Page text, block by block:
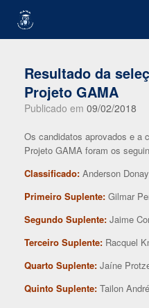
content
Resultado da
Projeto GAMA
Publicado em 09/02/2018
Os candidatos aprovados e a
Projeto GAMA foram os
Classificado: Anderson
Primeiro Suplente: Gilmar
Segundo Suplente: Jaime
Terceiro Suplente: Racquel
Quarto Suplente: Jaíne
Quinto Suplente: Tailon